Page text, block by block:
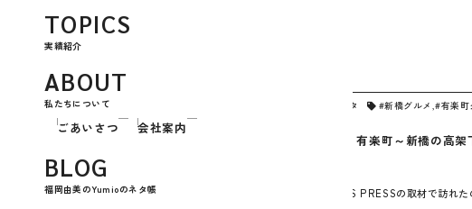
TOPICS
実績紹介
ABOUT
私たちについて
ごあいさつ 会社案内
BLOG
福岡由美のYumioのネタ帳
#有楽町グルメ
話題のネタ #新橋グルメ ,#有楽町
【街歩き】話題の『日比谷オクロジ』へ。有楽町～新橋の高
どうも、Yumio＠東京です。 先日のこと。 HOME’S PRESSの取材で訪れ